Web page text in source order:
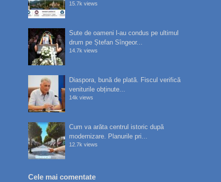
15.7k views
Sute de oameni l-au condus pe ultimul
drum pe Ștefan Sîngeor...
14.7k views
Diaspora, bună de plată. Fiscul verifică
veniturile obținute...
14k views
Cum va arăta centrul istoric după
modernizare. Planurile pri...
12.7k views
Cele mai comentate